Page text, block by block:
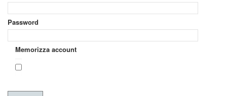
Password
Memorizza account